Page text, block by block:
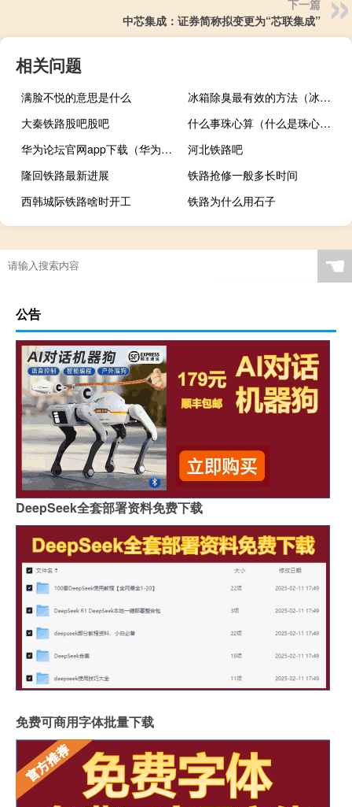
下一篇
中芯集成：证券简称拟变更为“芯联集成”
相关问题
满脸不悦的意思是什么
冰箱除臭最有效的方法（冰箱除臭）
大秦铁路股吧股吧
什么事珠心算（什么是珠心算）
华为论坛官网app下载（华为p1论坛）
河北铁路吧
隆回铁路最新进展
铁路抢修一般多长时间
西韩城际铁路啥时开工
铁路为什么用石子
☚
公告
DeepSeek全套部署资料免费下载
免费可商用字体批量下载